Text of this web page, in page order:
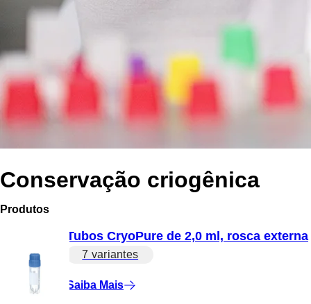
Conservação criogênica
Produtos
Tubos CryoPure de 2,0 ml, rosca externa
7 variantes
Saiba Mais